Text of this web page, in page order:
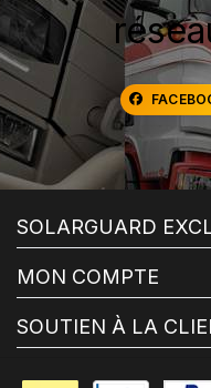
SOLARGUARD
MON COMPTE
SOUTIEN À LA